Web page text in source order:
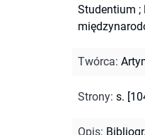
Studentium ;
Twórca:
Strony: s.
Opis: Bibliogr.